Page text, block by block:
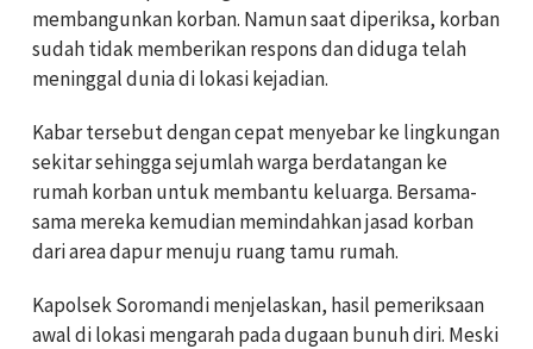
membangunkan korban. Namun saat diperiksa, korban
sudah tidak memberikan respons dan diduga telah
meninggal dunia di lokasi kejadian.
Kabar tersebut dengan cepat menyebar ke lingkungan
sekitar sehingga sejumlah warga berdatangan ke
rumah korban untuk membantu keluarga. Bersama-
sama mereka kemudian memindahkan jasad korban
dari area dapur menuju ruang tamu rumah.
Kapolsek Soromandi menjelaskan, hasil pemeriksaan
awal di lokasi mengarah pada dugaan bunuh diri. Meski